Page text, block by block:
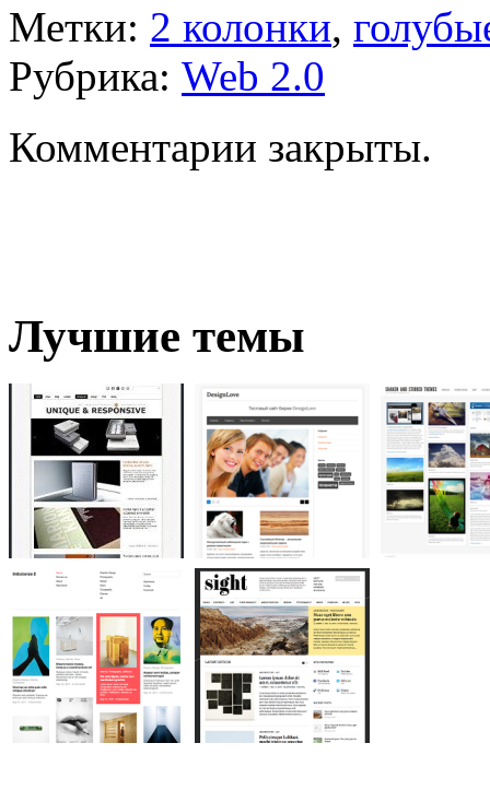
Метки: 2 колонки,
Рубрика: Web 2.0
Комментарии закрыты.
Лучшие темы